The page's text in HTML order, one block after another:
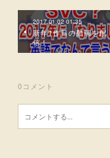
2017.01.02 01:35
新年1作目の動画を配
信！
0 コメント